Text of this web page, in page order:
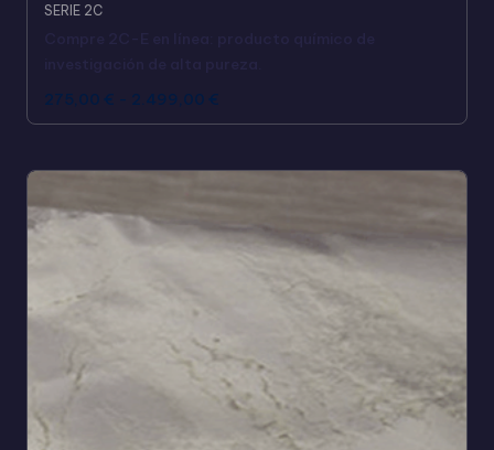
SERIE 2C
275,00 € - 2.499,00 €